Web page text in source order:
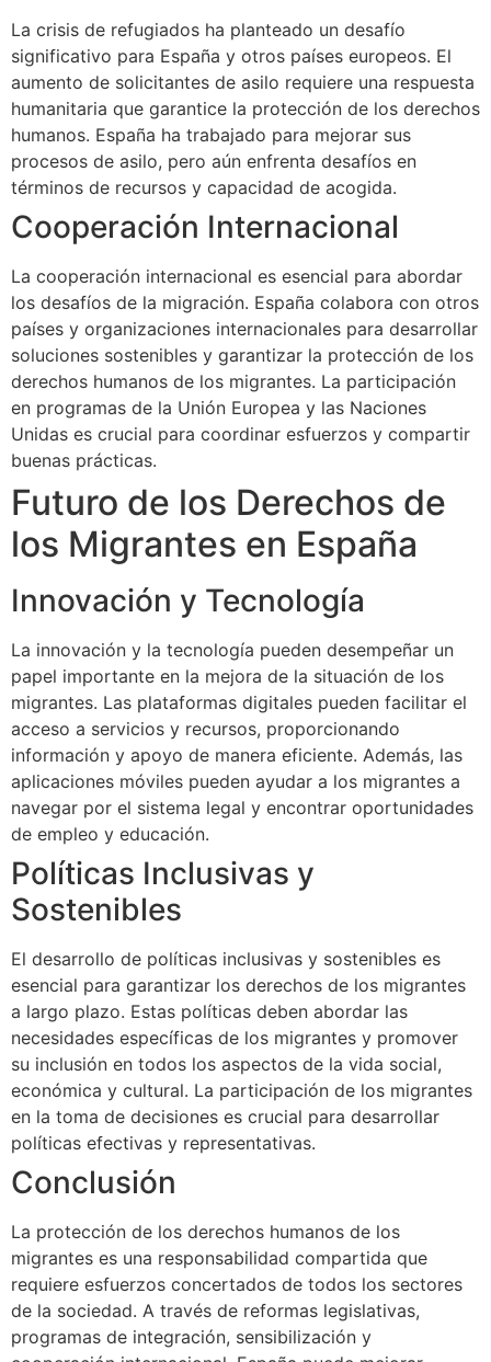
La crisis de refugiados ha planteado un desafío
significativo para España y otros países europeos. El
aumento de solicitantes de asilo requiere una respuesta
humanitaria que garantice la protección de los derechos
humanos. España ha trabajado para mejorar sus
procesos de asilo, pero aún enfrenta desafíos en
términos de recursos y capacidad de acogida.
Cooperación Internacional
La cooperación internacional es esencial para abordar
los desafíos de la migración. España colabora con otros
países y organizaciones internacionales para desarrollar
soluciones sostenibles y garantizar la protección de los
derechos humanos de los migrantes. La participación
en programas de la Unión Europea y las Naciones
Unidas es crucial para coordinar esfuerzos y compartir
buenas prácticas.
Futuro de los Derechos de
los Migrantes en España
Innovación y Tecnología
La innovación y la tecnología pueden desempeñar un
papel importante en la mejora de la situación de los
migrantes. Las plataformas digitales pueden facilitar el
acceso a servicios y recursos, proporcionando
información y apoyo de manera eficiente. Además, las
aplicaciones móviles pueden ayudar a los migrantes a
navegar por el sistema legal y encontrar oportunidades
de empleo y educación.
Políticas Inclusivas y
Sostenibles
El desarrollo de políticas inclusivas y sostenibles es
esencial para garantizar los derechos de los migrantes
a largo plazo. Estas políticas deben abordar las
necesidades específicas de los migrantes y promover
su inclusión en todos los aspectos de la vida social,
económica y cultural. La participación de los migrantes
en la toma de decisiones es crucial para desarrollar
políticas efectivas y representativas.
Conclusión
La protección de los derechos humanos de los
migrantes es una responsabilidad compartida que
requiere esfuerzos concertados de todos los sectores
de la sociedad. A través de reformas legislativas,
programas de integración, sensibilización y